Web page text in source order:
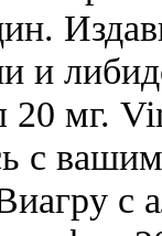
и
20 мг.
с
с